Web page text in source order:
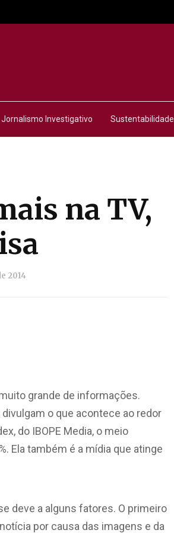
Jornalismo Investigativo Sustentabilidade
na TV,
2014
grande de informações.
o que acontece ao redor
do IBOPE Media, o meio
Ela também é a mídia que atinge
deve a alguns fatores. O primeiro
por causa das imagens e da